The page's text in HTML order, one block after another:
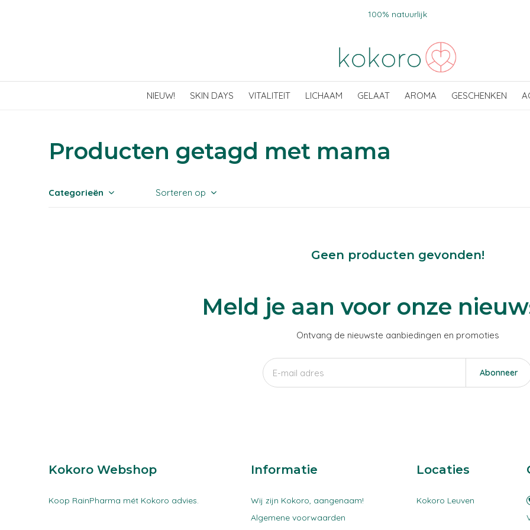
NIEUW! SKIN DAYS VITALITEIT LICHAAM GELAAT AROMA GESCHENKEN
100% natuurlijk
Producten getagd met mama
Categorieën Sorteren op
Geen producten gevonden!
Meld je aan voor onze
Ontvang de nieuwste aanbiedingen en promoties
Abonneer
Kokoro Webshop
Koop RainPharma mét Kokoro advies.
Informatie
Wij zijn Kokoro, aangenaam!
Algemene voorwaarden
Locaties
Kokoro Leuven